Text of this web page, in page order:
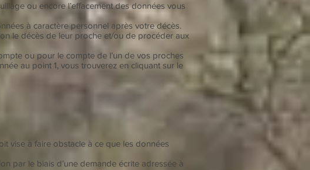
ou encore l’effacement des données vous
à caractère personnel après votre décès.
le décès de leur proche et/ou de procéder aux
ou pour le compte de l’un de vos proches
au point 1, vous trouverez en cliquant sur le
vise à faire obstacle à ce que les données
par le biais d’une demande écrite adressée à